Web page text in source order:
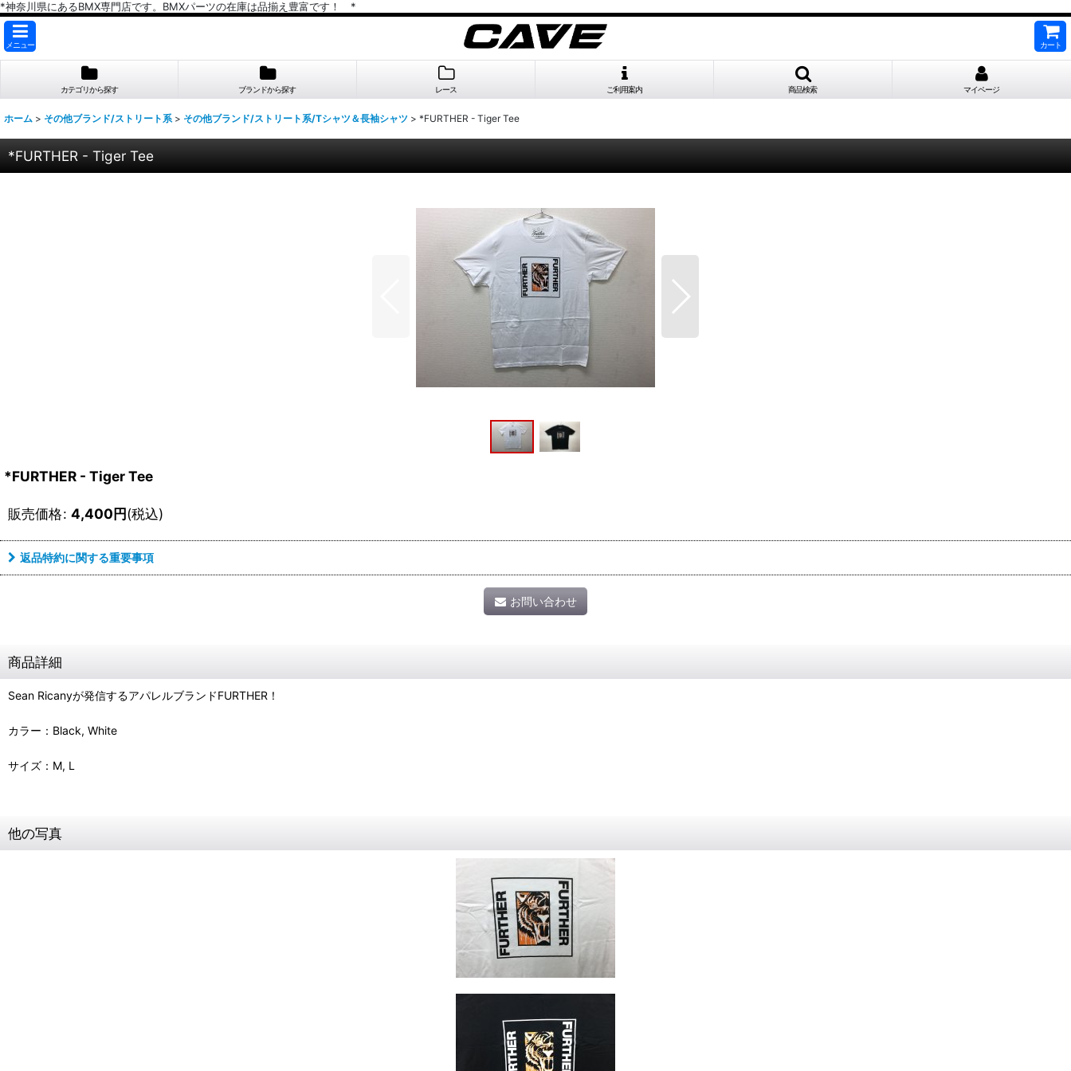
*神奈川県にあるBMX専門店です。BMXパーツの在庫は品揃え豊富です！ *
メニュー カート
カテゴリから探す ブランドから探す レース ご利用案内 商品検索 マイページ
ホーム > その他ブランド/ストリート系 > その他ブランド/ストリート系/Tシャツ＆長袖シャツ > *FURTHER - Tiger Tee
*FURTHER - Tiger Tee
*FURTHER - Tiger Tee
販売価格: 4,400円(税込)
返品特約に関する重要事項
お問い合わせ
商品詳細
Sean Ricanyが発信するアパレルブランドFURTHER！
カラー：Black, White
サイズ：M, L
他の写真